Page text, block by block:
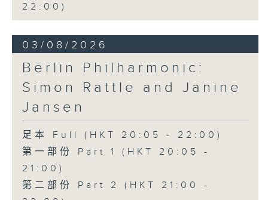
presented on 10/6/2026 at the
Works by Harry González, Yuval
Medina and Arthur Yuen are
performed along side Bright Sheng
and Shostakovich by the Stauffer
選的新晉作曲家，於多場公開討論中與享譽
國際的演奏家深入交流，反覆琢磨其室樂作
品，並作出修訂。修訂後的作品先於「預演
音樂會」與觀眾見面，其後於「世界首演音
22:00)
03/08/2026
Berlin Philharmonic:
Simon Rattle and Janine
Jansen
足本 Full (HKT 20:05 - 22:00)
第一部份 Part 1 (HKT 20:05 -
21:00)
第二部份 Part 2 (HKT 21:00 -